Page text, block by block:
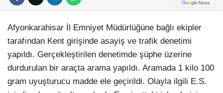
Afyonkarahisar İl Emniyet Müdürlüğüne bağlı ekipler
tarafından Kent girişinde asayiş ve trafik denetimi
yapıldı. Gerçekleştirilen denetimde şüphe üzerine
durdurulan bir araçta arama yapıldı. Aramada 1 kilo 100
gram uyuşturucu madde ele geçirildi. Olayla ilgili E.S.